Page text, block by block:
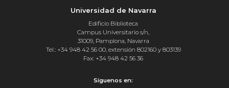
Universidad de Navarra
Edificio Biblioteca
Campus Universitario s/n,
31009, Pamplona, Navarra
Tel.: +34 948 42 56 00, extensión 802160 y 803139
Fax: +34 948 42 56 36
Síguenos en: